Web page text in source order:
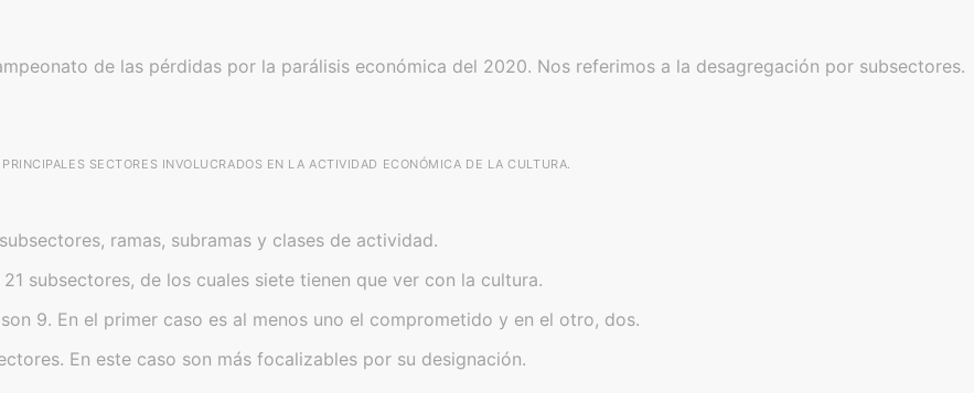
de las pérdidas por la parálisis económica del 2020. Nos referimos a la desagregación por subsectores.
SECTORES INVOLUCRADOS EN LA ACTIVIDAD ECONÓMICA DE LA CULTURA.
ramas, subramas y clases de actividad.
subsectores, de los cuales siete tienen que ver con la cultura.
9. En el primer caso es al menos uno el comprometido y en el otro, dos.
En este caso son más focalizables por su designación.